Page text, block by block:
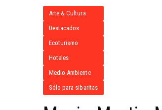
Arte & Cultura
Destacados
Ecoturismo
Hoteles
Medio Ambiente
Sólo para sibaritas